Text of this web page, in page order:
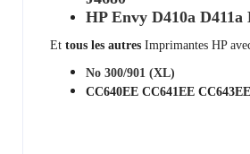
HP Envy D410a D411a
Et tous les autres Imprimantes HP
No 300/901 (XL)
CC640EE CC641EE